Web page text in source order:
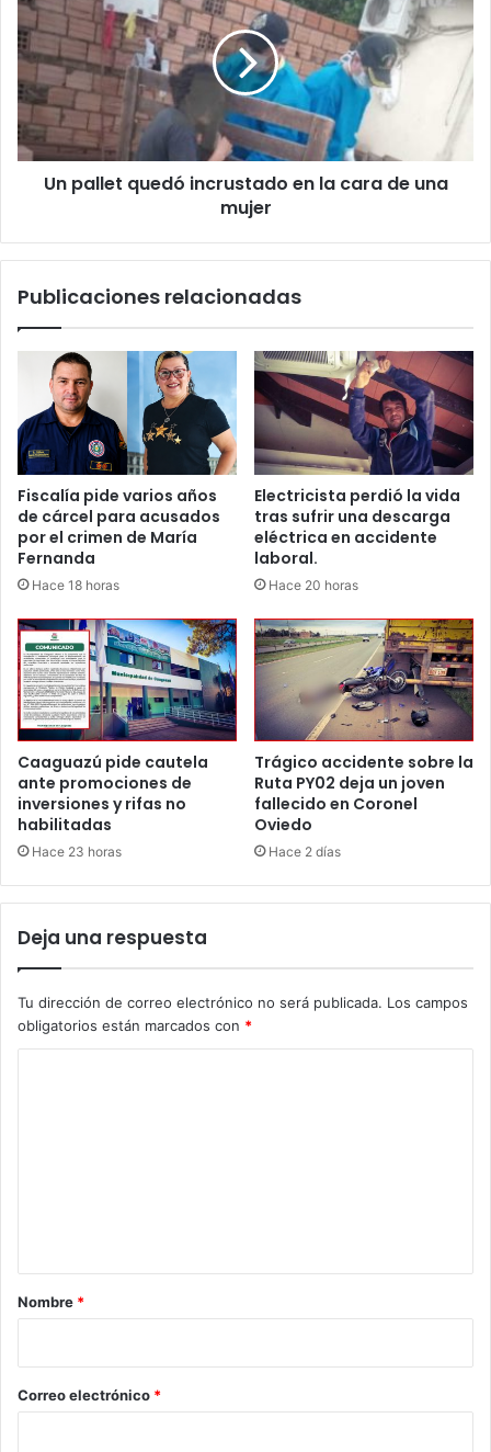
Un pallet quedó incrustado en la cara de una
mujer
Publicaciones relacionadas
Fiscalía pide varios años
de cárcel para acusados
por el crimen de María
Fernanda
Hace 18 horas
Electricista perdió la vida
tras sufrir una descarga
eléctrica en accidente
laboral.
Hace 20 horas
Caaguazú pide cautela
ante promociones de
inversiones y rifas no
habilitadas
Hace 23 horas
Trágico accidente sobre la
Ruta PY02 deja un joven
fallecido en Coronel
Oviedo
Hace 2 días
Deja una respuesta
Tu dirección de correo electrónico no será publicada. Los campos
obligatorios están marcados con *
r
*
Nombre *
Correo electrónico *